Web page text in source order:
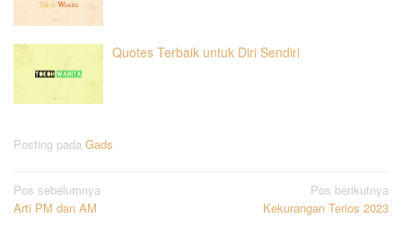
Quotes Terbaik untuk Diri Sendiri
Posting pada Gads
Navigasi
pos
Pos sebelumnya
Arti PM dan AM
Pos berikutnya
Kekurangan Terios 2023